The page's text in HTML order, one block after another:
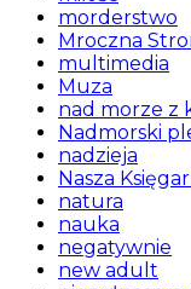
morderstwo
Mroczna
multimedia
Muza
nad morze z
Nadmorski
nadzieja
Nasza
natura
nauka
negatywnie
new adult